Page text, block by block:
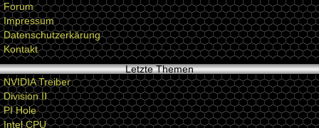
Forum
Impressum
Datenschutzerkärung
Kontakt
Letzte Themen
NVIDIA Treiber
Division II
PI Hole
Intel CPU